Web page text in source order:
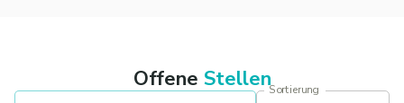
Offene StellenSortierung